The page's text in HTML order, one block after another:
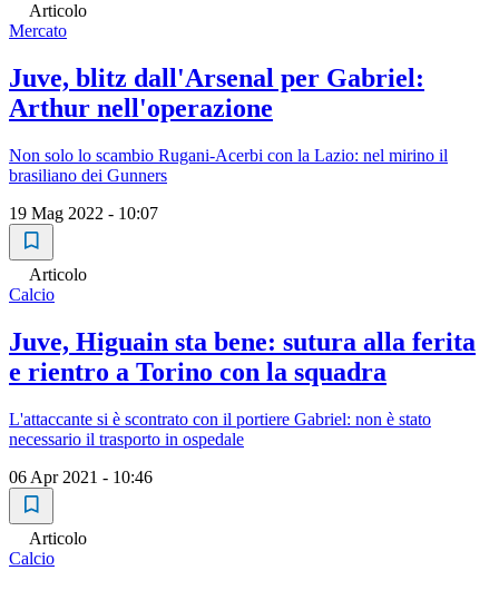
Articolo
Mercato
Juve, blitz dall'Arsenal per Gabriel:
Arthur nell'operazione
Non solo lo scambio Rugani-Acerbi con la Lazio: nel mirino il
brasiliano dei Gunners
19 Mag 2022 - 10:07
Articolo
Calcio
Juve, Higuain sta bene: sutura alla ferita
e rientro a Torino con la squadra
L'attaccante si è scontrato con il portiere Gabriel: non è stato
necessario il trasporto in ospedale
06 Apr 2021 - 10:46
Articolo
Calcio